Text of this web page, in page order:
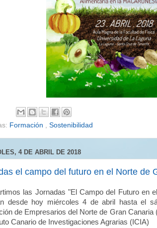
Formación Sostenibilidad
4 DE ABRIL DE 2018
el campo del futuro en el Norte de
las Jornadas "El Campo del Futuro en
desde hoy miércoles 4 de abril hasta el
de Empresarios del Norte de Gran
Canario de Investigaciones Agrarias (ICIA)